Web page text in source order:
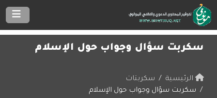
سكربت سؤال وجواب حول الإسلام
الرئيسية
سكربتات
سكربت سؤال وجواب حول الإسلام